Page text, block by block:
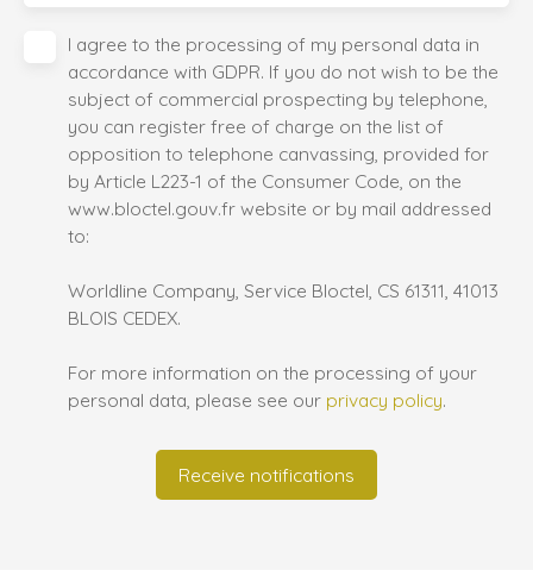
I agree to the processing of my personal data in
accordance with GDPR. If you do not wish to be the
subject of commercial prospecting by telephone,
you can register free of charge on the list of
opposition to telephone canvassing, provided for
by Article L223-1 of the Consumer Code, on the
www.bloctel.gouv.fr website or by mail addressed
to:
Worldline Company, Service Bloctel, CS 61311, 41013
BLOIS CEDEX.
For more information on the processing of your
personal data, please see our privacy policy.
Receive notifications